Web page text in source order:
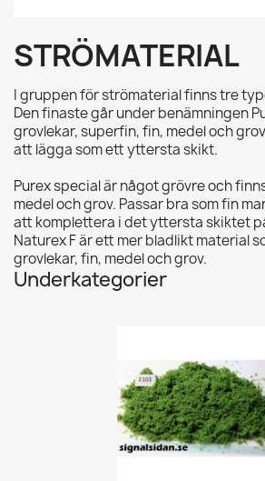
STRÖMATERIAL
I gruppen för strömaterial finns tre
Den finaste går under benämningen
grovlekar, superfin, fin, medel och
att lägga som ett yttersta skikt.
Purex special är något grövre och
medel och grov. Passar bra som fin
att komplettera i det yttersta skiktet
Naturex F är ett mer bladlikt material
grovlekar, fin, medel och grov.
Underkategorier